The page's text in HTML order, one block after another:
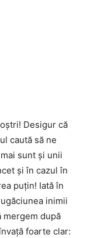
Desigur că
caută să ne
sunt şi unii
şi în cazul în
puţin! Iată în
inimii
mergem după
foarte clar: